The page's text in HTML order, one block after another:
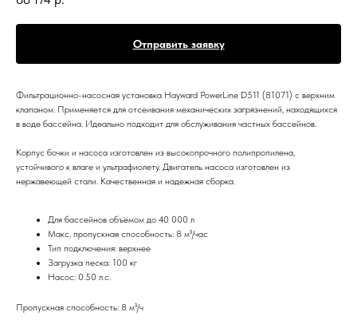
Отправить заявку
Фильтрационно-насосная установка Hayward PowerLine D511 (81071) с верхним
клапаном. Применяется для отсеивания механических загрязнений, находящихся
в воде бассейна. Идеально подходит для обслуживания частных бассейнов.
Корпус бочки и насоса изготовлен из высокопрочного полипропилена,
устойчивого к влаге и ультрафиолету. Двигатель насоса изготовлен из
нержавеющей стали. Качественная и надежная сборка.
Для бассейнов объёмом до 40 000 л
Макс. пропускная способность: 8 м³/час
Тип подключения: верхнее
Загрузка песка: 100 кг
Насос: 0.50 л.с.
Пропускная способность: 8 м³/ч